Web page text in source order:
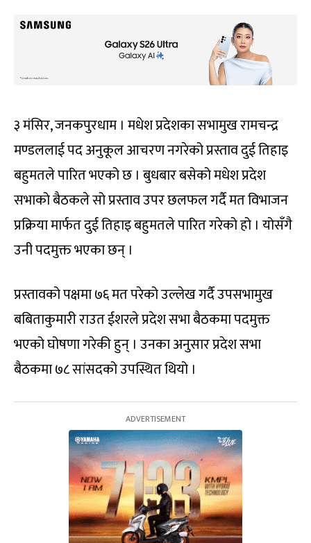
३ मंसिर, जनकपुरधाम । मधेश प्रदेशका सभामुख रामचन्द्र
मण्डललाई पद अनुकूल आचरण नगरेको प्रस्ताव दुई तिहाइ
बहुमतले पारित भएको छ । बुधबार बसेको मधेश प्रदेश
सभाको बैठकले सो प्रस्ताव उपर छलफल गर्दै मत विभाजन
प्रक्रिया मार्फत दुई तिहाइ बहुमतले पारित गरेको हो । योसँगै
उनी पदमुक्त भएका छन् ।
प्रस्तावको पक्षमा ७६ मत परेको उल्लेख गर्दै उपसभामुख
बबिताकुमारी राउत ईशरले प्रदेश सभा बैठकमा पदमुक्त
भएको घोषणा गरेकी हुन् । उनका अनुसार प्रदेश सभा
बैठकमा ७८ सांसदको उपस्थित थियो ।